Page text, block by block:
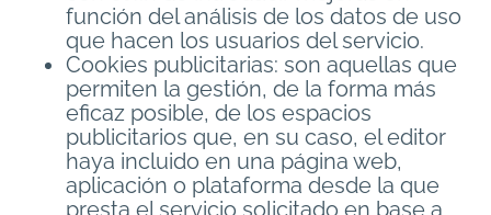
función del análisis de los datos de uso
que hacen los usuarios del servicio.
Cookies publicitarias: son aquellas que
permiten la gestión, de la forma más
eficaz posible, de los espacios
publicitarios que, en su caso, el editor
haya incluido en una página web,
aplicación o plataforma desde la que